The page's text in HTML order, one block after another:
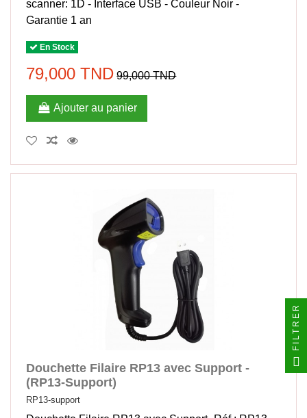
scanner: 1D - Interface USB - Couleur Noir -
Garantie 1 an
En Stock
79,000 TND 99,000 TND
Ajouter au panier
Douchette Filaire RP13 avec Support -
(RP13-Support)
RP13-support
FILTRER